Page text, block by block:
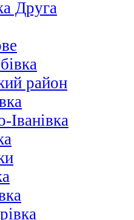
Друга
район
Іванівка